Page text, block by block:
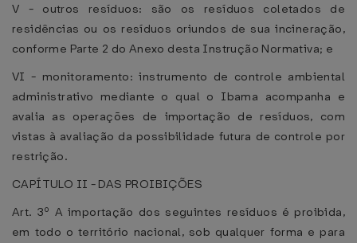
V - outros resíduos: são os resíduos coletados de
residências ou os resíduos oriundos de sua incineração,
conforme Parte 2 do Anexo desta Instrução Normativa; e
VI - monitoramento: instrumento de controle ambiental
administrativo mediante o qual o Ibama acompanha e
avalia as operações de importação de resíduos, com
vistas à avaliação da possibilidade futura de controle por
restrição.
CAPÍTULO II - DAS PROIBIÇÕES
Art. 3º A importação dos seguintes resíduos é proibida,
em todo o território nacional, sob qualquer forma e para